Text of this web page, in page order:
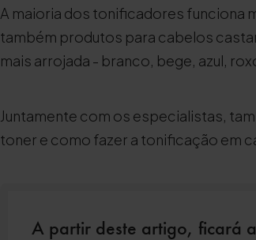
A maioria dos tonificadores funciona
também produtos para cabelos
mais arrojada - branco, bege, azul,
Juntamente com os especialistas,
toner e como fazer a tonificação em
A partir deste artigo, ficará